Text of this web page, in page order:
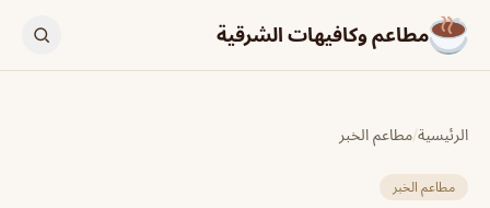
مطاعم وكافيهات الشرقية
الرئيسية/مطاعم الخبر
مطاعم الخبر